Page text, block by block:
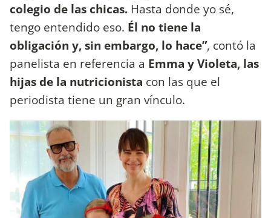
colegio de las chicas. Hasta donde yo sé,
tengo entendido eso. Él no tiene la
obligación y, sin embargo, lo hace”, contó la
panelista en referencia a Emma y Violeta, las
hijas de la nutricionista con las que el
periodista tiene un gran vínculo.